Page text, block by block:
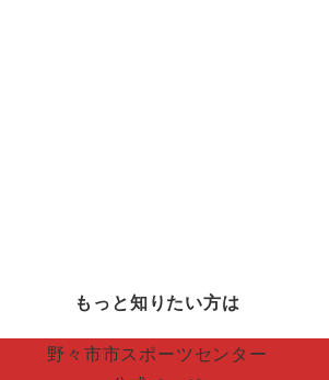
もっと知りたい方は
野々市市スポーツセンター